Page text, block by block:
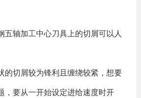
五轴加工中心刀具上的切屑可以人
的切屑较为锋利且缠绕较紧，想要
，要从一开始设定进给速度时开